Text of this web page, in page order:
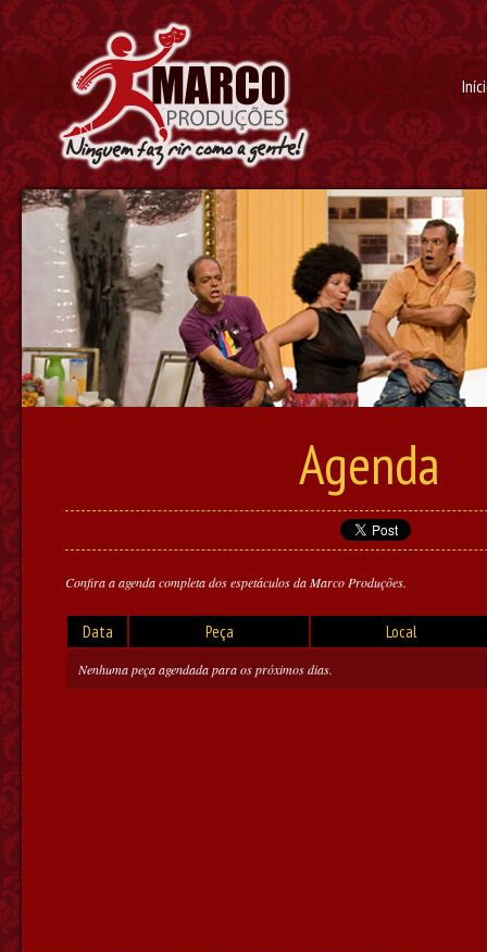
Agenda
Confira a agenda completa dos espetáculos da Marco Produções.
Data Peça Local
Nenhuma peça agendada para os próximos dias.